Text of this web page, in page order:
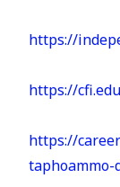
https://
https://
https://